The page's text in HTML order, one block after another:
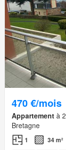
470 €/mois
Appartement à
Bretagne
1 34 m²